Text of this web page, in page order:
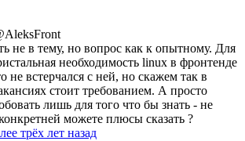
не в тему, но вопрос как к опытному. Для
необходимость linux в фронтенде
не встерчался с ней, но скажем так в
стоит требованием. А просто
лишь для того что бы знать - не
можете плюсы сказать ?
трёх лет назад